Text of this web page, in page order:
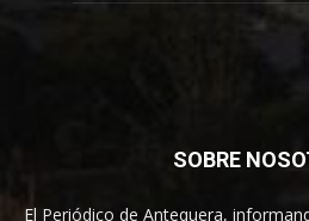
SOBRE
El Periódico de Antequera,